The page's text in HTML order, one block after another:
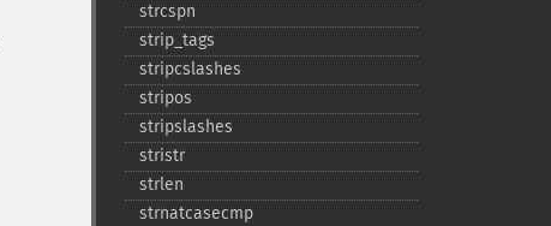
strcspn
strip_​tags
stripcslashes
stripos
stripslashes
stristr
strlen
strnatcasecmp